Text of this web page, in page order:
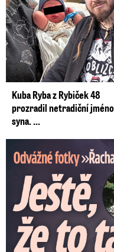
Kuba Ryba z Rybiček 48
prozradil netradiční jméno
syna. ...
Odvážné fotky Denisy